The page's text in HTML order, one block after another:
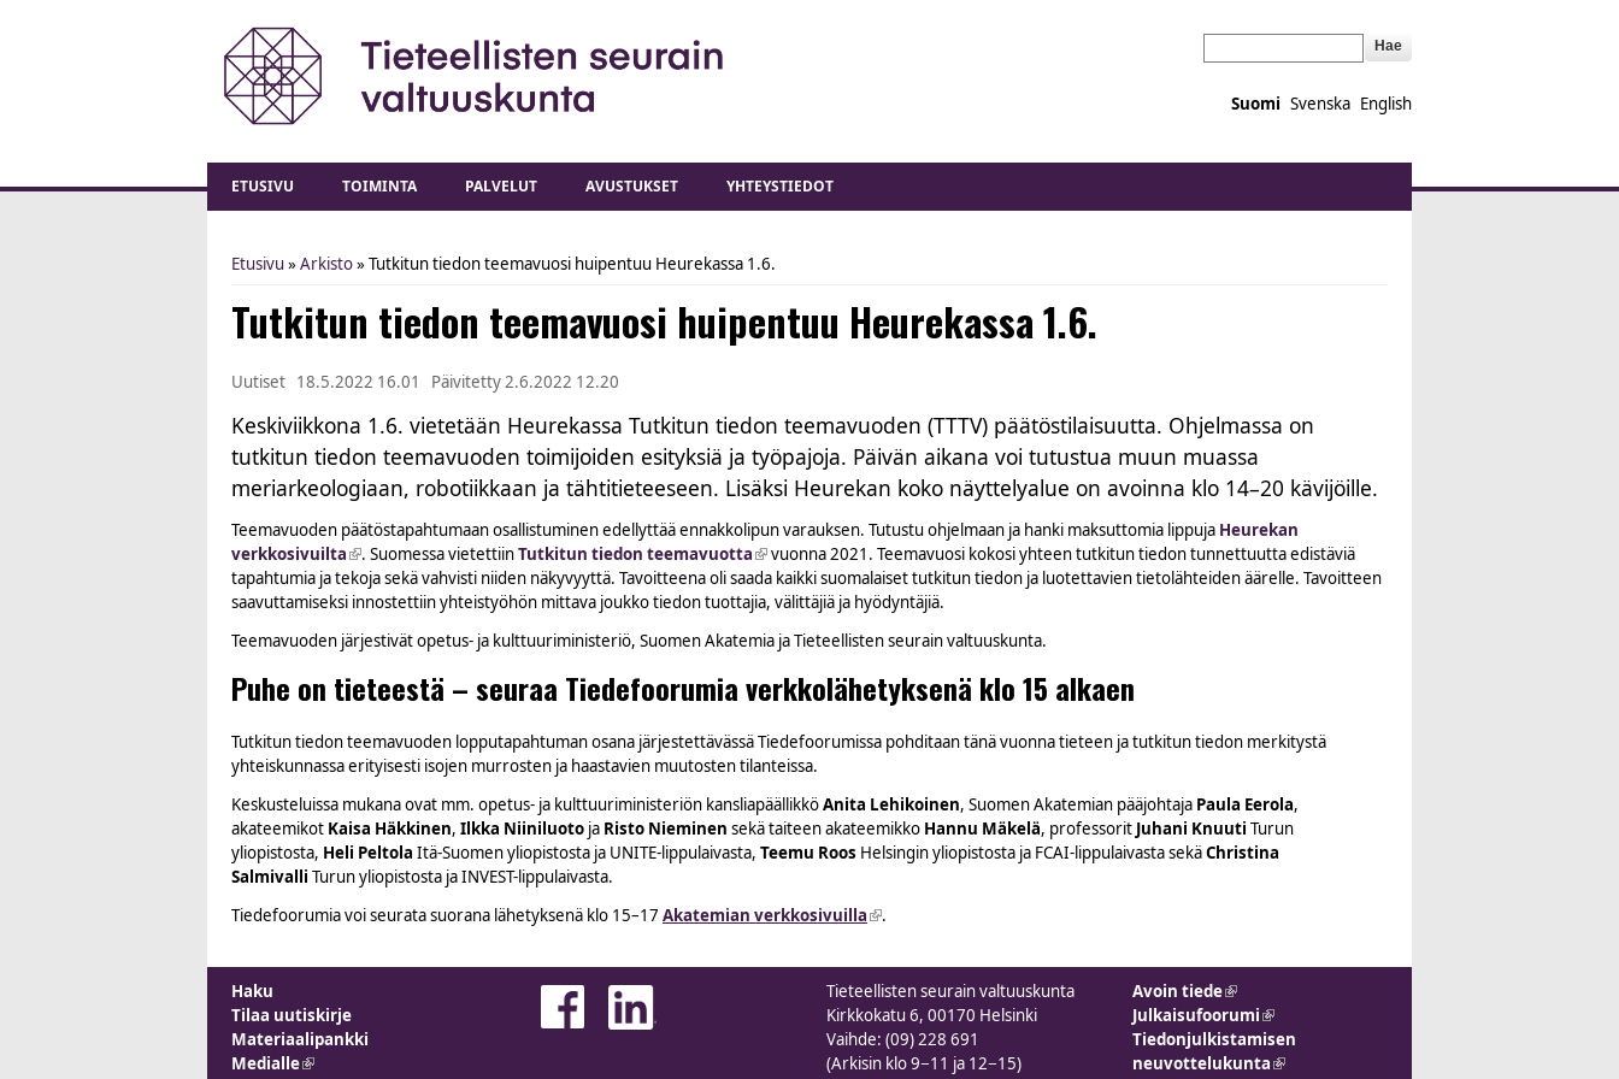
Suomi Svenska English
ETUSIVU TOIMINTA PALVELUT AVUSTUKSET YHTEYSTIEDOT
Etusivu»Arkisto» Tutkitun tiedon teemavuosi huipentuu Heurekassa 1.6.
Tutkitun tiedon teemavuosi huipentuu Heurekassa 1.6.
Uutiset 18.5.2022 16.01 Päivitetty 2.6.2022 12.20
Keskiviikkona 1.6. vietetään Heurekassa Tutkitun tiedon teemavuoden (TTTV) päätöstilaisuutta. Ohjelmassa on
tutkitun tiedon teemavuoden toimijoiden esityksiä ja työpajoja. Päivän aikana voi tutustua muun muassa
meriarkeologiaan, robotiikkaan ja tähtitieteeseen. Lisäksi Heurekan koko näyttelyalue on avoinna klo 14–20 kävijöille.
Teemavuoden päätöstapahtumaan osallistuminen edellyttää ennakkolipun varauksen. Tutustu ohjelmaan ja hanki maksuttomia lippuja Heurekan
verkkosivuilta(link is external)
. Suomessa vietettiinTutkitun tiedon teemavuotta(link is external)
vuonna 2021. Teemavuosi kokosi yhteen tutkitun tiedon tunnettuutta edistäviä
tapahtumia ja tekoja sekä vahvisti niiden näkyvyyttä. Tavoitteena oli saada kaikki suomalaiset tutkitun tiedon ja luotettavien tietolähteiden äärelle. Tavoitteen
saavuttamiseksi innostettiin yhteistyöhön mittava joukko tiedon tuottajia, välittäjiä ja hyödyntäjiä.
Teemavuoden järjestivät opetus- ja kulttuuriministeriö, Suomen Akatemia ja Tieteellisten seurain valtuuskunta.
Puhe on tieteestä – seuraa Tiedefoorumia verkkolähetyksenä klo 15 alkaen
Tutkitun tiedon teemavuoden lopputapahtuman osana järjestettävässä Tiedefoorumissa pohditaan tänä vuonna tieteen ja tutkitun tiedon merkitystä
yhteiskunnassa erityisesti isojen murrosten ja haastavien muutosten tilanteissa.
Keskusteluissa mukana ovat mm. opetus- ja kulttuuriministeriön kansliapäällikköAnita Lehikoinen, Suomen Akatemian pääjohtaja Paula Eerola,
akateemikot Kaisa Häkkinen, Ilkka Niiniluoto ja Risto Nieminen sekä taiteen akateemikko Hannu Mäkelä, professorit Juhani Knuuti Turun
yliopistosta, Heli Peltola Itä-Suomen yliopistosta ja UNITE-lippulaivasta, Teemu Roos Helsingin yliopistosta ja FCAI-lippulaivasta sekäChristina
Salmivalli Turun yliopistosta ja INVEST-lippulaivasta.
Tiedefoorumia voi seurata suorana lähetyksenä klo 15–17 Akatemian verkkosivuilla(link is external)
.
Haku
Tilaa uutiskirje
Materiaalipankki
Medialle(link is external)
Tieteellisten seurain valtuuskunta
Kirkkokatu 6, 00170 Helsinki
Vaihde: (09) 228 691
(Arkisin klo 9−11 ja 12−15)
Avoin tiede(link is external)
Julkaisufoorumi(link is external)
Tiedonjulkistamisen
neuvottelukunta(link is external)